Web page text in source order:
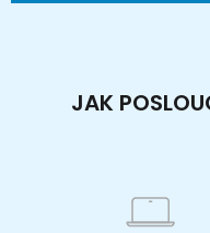
JAK